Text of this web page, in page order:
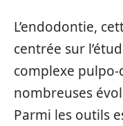
L’endodontie,
centrée sur
complexe
nombreuses
Parmi les outils